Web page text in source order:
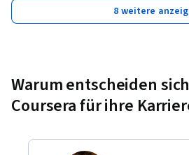
8 weitere
Warum entscheiden
Coursera für ihre